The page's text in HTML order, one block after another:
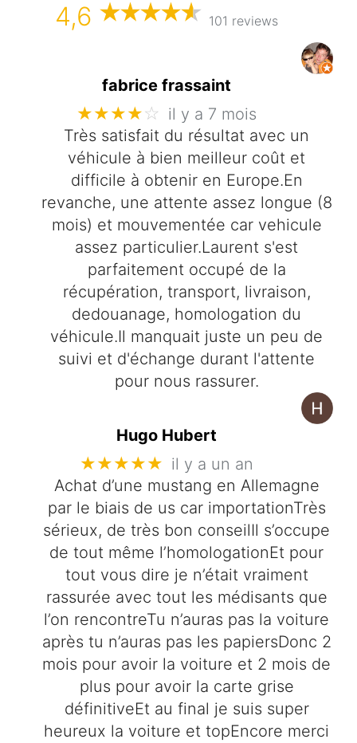
4,6 101 reviews
fabrice frassaint
★★★★☆ il y a 7 mois
Très satisfait du résultat avec un
véhicule à bien meilleur coût et
difficile à obtenir en Europe.En
revanche, une attente assez longue (8
mois) et mouvementée car vehicule
assez particulier.Laurent s'est
parfaitement occupé de la
récupération, transport, livraison,
dedouanage, homologation du
véhicule.Il manquait juste un peu de
suivi et d'échange durant l'attente
pour nous rassurer.
Hugo Hubert
★★★★★ il y a un an
Achat d’une mustang en Allemagne
par le biais de us car importationTrès
sérieux, de très bon conseilIl s’occupe
de tout même l’homologationEt pour
tout vous dire je n’était vraiment
rassurée avec tout les médisants que
l’on rencontreTu n’auras pas la voiture
après tu n’auras pas les papiersDonc 2
mois pour avoir la voiture et 2 mois de
plus pour avoir la carte grise
définitiveEt au final je suis super
heureux la voiture et topEncore merci